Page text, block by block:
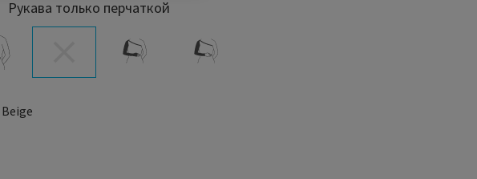
Рукава только перчаткой
Beige